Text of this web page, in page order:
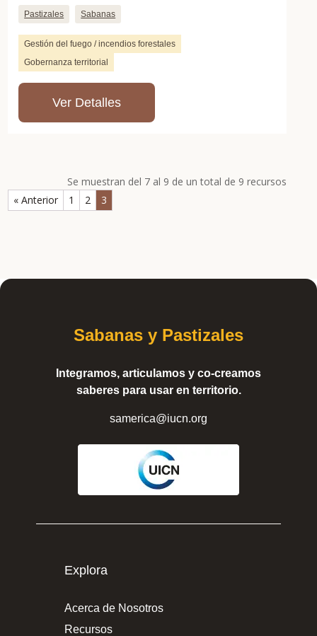
Pastizales Sabanas
Gestión del fuego / incendios forestales
Gobernanza territorial
Ver Detalles
Se muestran del 7 al 9 de un total de 9 recursos
« Anterior
1 2 3
Sabanas y Pastizales
Integramos, articulamos y co-creamos
saberes para usar en territorio.
samerica@iucn.org
Explora
Acerca de Nosotros
Recursos